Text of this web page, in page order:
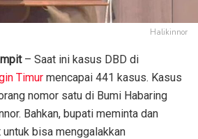
Halikinnor
– Saat ini kasus DBD di
Timur mencapai 441 kasus. Kasus
nomor satu di Bumi Habaring
Bahkan, bupati meminta dan
bisa menggalakkan